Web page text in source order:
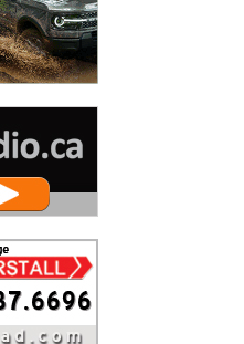
Coupe Radical Canada au GP3R : 21